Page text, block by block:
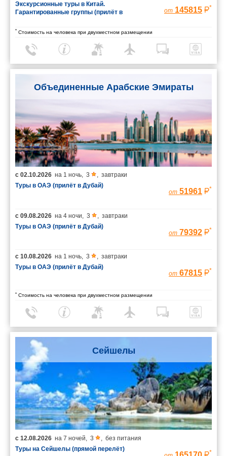
Экскурсионные туры в Китай.
Гарантированные группы (прилёт в
от 145815 *
* Стоимость на человека при двухместном размещении
Объединенные Арабские Эмираты
с 02.10.2026 на 1 ночь, 3 , завтраки
Туры в ОАЭ (прилёт в Дубай)
от 51961 *
с 09.08.2026 на 4 ночи, 3 , завтраки
Туры в ОАЭ (прилёт в Дубай)
от 79392 *
с 10.08.2026 на 1 ночь, 3 , завтраки
Туры в ОАЭ (прилёт в Дубай)
от 67815 *
* Стоимость на человека при двухместном размещении
Сейшелы
с 12.08.2026 на 7 ночей 3
без питания
Туры на Сейшелы (прямой перелёт)
*